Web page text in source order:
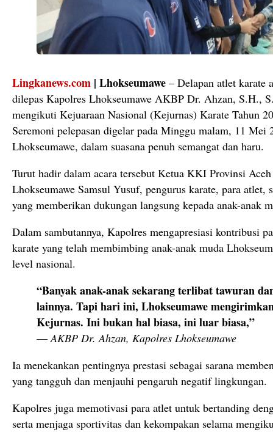
Lingkanews.com | Lhokseumawe – Delapan atlet karate
dilepas Kapolres Lhokseumawe AKBP Dr. Ahzan, S.H.,
mengikuti Kejuaraan Nasional (Kejurnas) Karate Tahun
Seremoni pelepasan digelar pada Minggu malam, 11 Mei
Lhokseumawe, dalam suasana penuh semangat dan haru.
Turut hadir dalam acara tersebut Ketua KKI Provinsi
Lhokseumawe Samsul Yusuf, pengurus karate, para atlet,
yang memberikan dukungan langsung kepada anak-anak
Dalam sambutannya, Kapolres mengapresiasi kontribusi
karate yang telah membimbing anak-anak muda
level nasional.
“Banyakanak-anaksekarangterlibattawuran
lainnya. Tapihariini, Lhokseumawe
Kejurnas. Inibukanhalbiasa, iniluarbiasa,”
— AKBP Dr. Ahzan, Kapolres Lhokseumawe
Ia menekankan pentingnya prestasi sebagai sarana
yang tangguh dan menjauhi pengaruh negatiflingkungan.
Kapolres juga memotivasi para atlet untuk bertanding
serta menjaga sportivitas dan kekompakan selama